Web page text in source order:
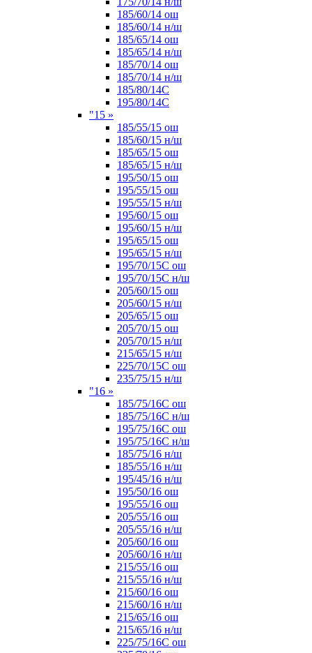
185/60/14 ош
185/60/14 н/ш
185/65/14 ош
185/65/14 н/ш
185/70/14 ош
185/70/14 н/ш
185/80/14С
195/80/14C
"15 »
185/55/15 ош
185/60/15 н/ш
185/65/15 ош
185/65/15 н/ш
195/50/15 ош
195/55/15 ош
195/55/15 н/ш
195/60/15 ош
195/60/15 н/ш
195/65/15 ош
195/65/15 н/ш
195/70/15С ош
195/70/15С н/ш
205/60/15 ош
205/60/15 н/ш
205/65/15 ош
205/70/15 ош
205/70/15 н/ш
215/65/15 н/ш
225/70/15С ош
235/75/15 н/ш
"16 »
185/75/16С ош
185/75/16С н/ш
195/75/16С ош
195/75/16С н/ш
185/75/16 н/ш
185/55/16 н/ш
195/45/16 н/ш
195/50/16 ош
195/55/16 ош
205/55/16 ош
205/55/16 н/ш
205/60/16 ош
205/60/16 н/ш
215/55/16 ош
215/55/16 н/ш
215/60/16 ош
215/60/16 н/ш
215/65/16 ош
215/65/16 н/ш
225/75/16C ош